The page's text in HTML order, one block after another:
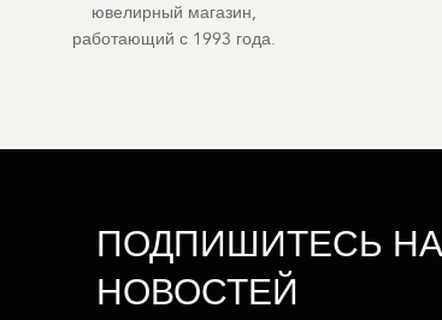
ювелирный магазин,
работающий с 1993 года.
ПОДПИШИТЕСЬ
НОВОСТЕЙ